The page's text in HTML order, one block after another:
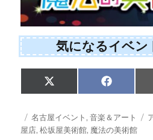
気になるイベン
Share
on
X
(
w
i
t
Share
on
F
a
e
b
o
投
稿
カ
テ
名古屋イベント ,音楽＆アート
屋店,松坂屋美術館, 魔法の美術館